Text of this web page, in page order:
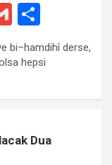
G
m
ail
h
ar
bi–hamdihî derse,
hepsi
Dua